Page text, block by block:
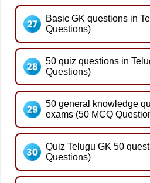
Basic GK questions in
Questions)
50 quiz questions in
Questions)
50 general knowledge
exams (50 MCQ
Quiz Telugu GK 50
Questions)